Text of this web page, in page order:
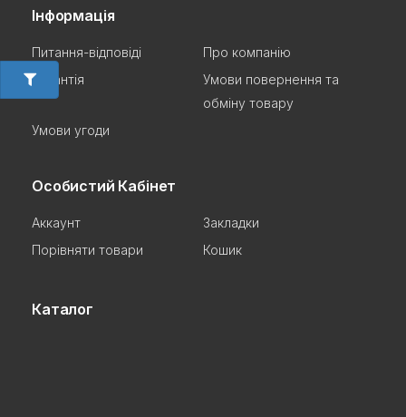
Інформація
Питання-відповіді
Про компанію
Гарантія
Умови повернення та
обміну товару
Умови угоди
Особистий Кабінет
Аккаунт
Закладки
Порівняти товари
Кошик
Каталог